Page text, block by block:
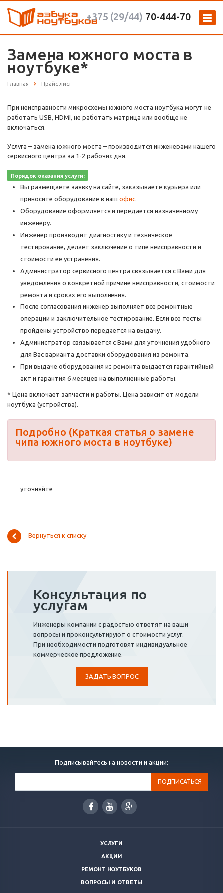
+375 (29/44) 70-444-70
Замена южного моста в
ноутбуке*
Главная Прайс-лист
При неисправности микросхемы южного моста ноутбука могут не
работать USB, HDMI, не работать матрица или вообще не
включаться.
Услуга – замена южного моста – производится инженерами нашего
сервисного центра за 1-2 рабочих дня.
Порядок оказания услуги:
Вы размещаете заявку на сайте, заказываете курьера или
приносите оборудование в наш офис.
Оборудование оформляется и передается назначенному
инженеру.
Инженер производит диагностику и техническое
тестирование, делает заключение о типе неисправности и
стоимости ее устранения.
Администратор сервисного центра связывается с Вами для
уведомления о конкретной причине неисправности, стоимости
ремонта и сроках его выполнения.
После согласования инженер выполняет все ремонтные
операции и заключительное тестирование. Если все тесты
пройдены устройство передается на выдачу.
Администратор связывается с Вами для уточнения удобного
для Вас варианта доставки оборудования из ремонта.
При выдаче оборудования из ремонта выдается гарантийный
акт и гарантия 6 месяцев на выполненные работы.
* Цена включает запчасти и работы. Цена зависит от модели
ноутбука (устройства).
Подробно (Краткая статья о замене
чипа южного моста в ноутбуке)
уточняйте
Вернуться к списку
Консультация по
услугам
Инженеры компании с радостью ответят на ваши
вопросы и проконсультируют о стоимости услуг.
При необходимости подготовят индивидуальное
коммерческое предложение.
ЗАДАТЬ ВОПРОС
Подписывайтесь на новости и акции:
УСЛУГИ
АКЦИИ
РЕМОНТ НОУТБУКОВ
ВОПРОСЫ И ОТВЕТЫ